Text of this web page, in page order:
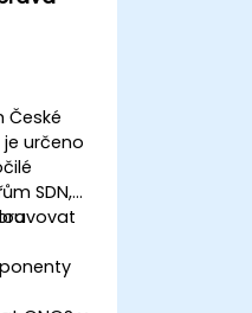
České
určeno
SDN,